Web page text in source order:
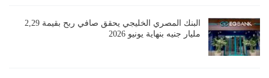
البنك المصري الخليجي يحقق صافي ربح بقيمة 2,29
مليار جنيه بنهاية يونيو 2026